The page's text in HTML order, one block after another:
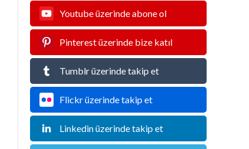
Youtube üzerinde abone ol
Pinterest üzerinde bize katıl
Tumblr üzerinde takip et
Flickr üzerinde takip et
Linkedin üzerinde takip et